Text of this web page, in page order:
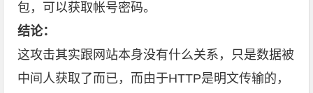
包，可以获取帐号密码。
结论：
这攻击其实跟网站本身没有什么关系，只是数据被
中间人获取了而已，而由于HTTP是明文传输的，